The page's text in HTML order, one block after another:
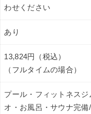
わせください
あり
13,824円（税込）
（フルタイムの場合）
プール・フィットネスジ
オ・お風呂・サウナ完備